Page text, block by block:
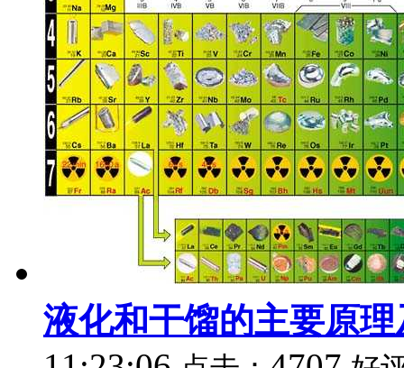
液化和干馏的主要原